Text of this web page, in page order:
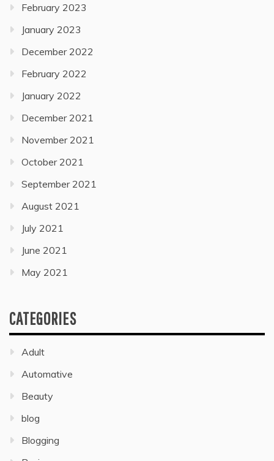
February 2023
January 2023
December 2022
February 2022
January 2022
December 2021
November 2021
October 2021
September 2021
August 2021
July 2021
June 2021
May 2021
CATEGORIES
Adult
Automative
Beauty
blog
Blogging